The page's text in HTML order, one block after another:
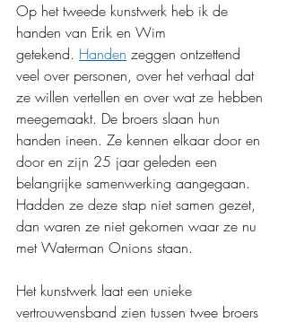
Op het tweede kunstwerk heb ik de
handen van Erik en Wim
getekend. Handen zeggen ontzettend
veel over personen, over het verhaal dat
ze willen vertellen en over wat ze hebben
meegemaakt. De broers slaan hun
handen ineen. Ze kennen elkaar door en
door en zijn 25 jaar geleden een
belangrijke samenwerking aangegaan.
Hadden ze deze stap niet samen gezet,
dan waren ze niet gekomen waar ze nu
met Waterman Onions staan.
Het kunstwerk laat een unieke
vertrouwensband zien tussen twee broers